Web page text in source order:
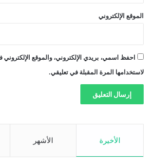
الموقع الإلكتروني
احفظ اسمي، بريدي الإلكتروني، والموقع
لاستخدامها المرة المقبلة في تعليقي.
الأخيرة الأشهر